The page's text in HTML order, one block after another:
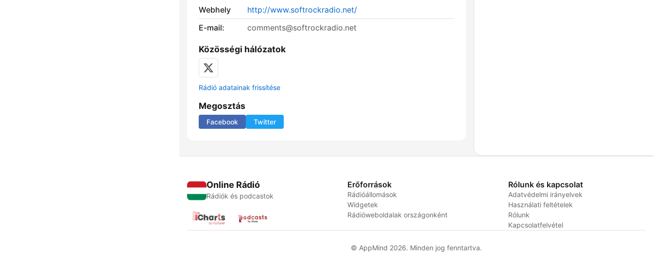
Webhely
http://www.softrockradio.net/
E-mail:
comments@softrockradio.net
Közösségi hálózatok
Rádió adatainak frissítése
Megosztás
Facebook Twitter
Online Rádió
Rádiók és podcastok
Erőforrások
Rádióállomások
Widgetek
Rádióweboldalak országonként
Rólunk és kapcsolat
Adatvédelmi irányelvek
Használati feltételek
Rólunk
Kapcsolatfelvétel
© AppMind 2026. Minden jog fenntartva.